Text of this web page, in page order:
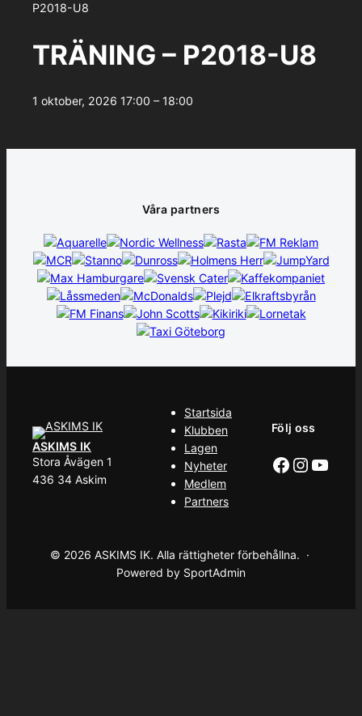
P2018-U8
TRÄNING – P2018-U8
1 oktober, 2026 17:00 – 18:00
Våra partners
ASKIMS IK
Stora Åvägen 1
436 34 Askim
Startsida
Klubben
Lagen
Nyheter
Medlem
Partners
Följ oss
Facebook
© 2026 ASKIMS IK. Alla rättigheter förbehållna. ·
Powered by SportAdmin